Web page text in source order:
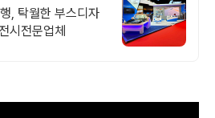
, 탁월한 부스디자
시전문업체